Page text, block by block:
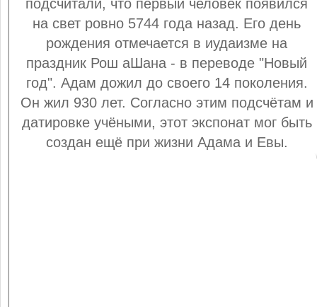
подсчитали, что первый человек появился
на свет ровно 5744 года назад. Его день
рождения отмечается в иудаизме на
праздник Рош аШана - в переводе "Новый
год". Адам дожил до своего 14 поколения.
Он жил 930 лет. Согласно этим подсчётам и
датировке учёными, этот экспонат мог быть
создан ещё при жизни Адама и Евы.